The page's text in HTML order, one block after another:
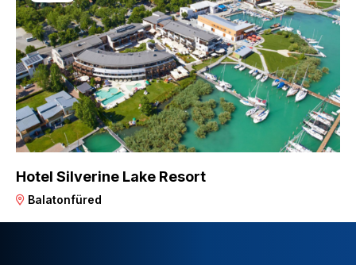
Hotel Silverine Lake Resort
Balatonfüred